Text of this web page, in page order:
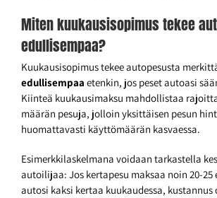
Miten kuukausisopimus tekee
edullisempaa?
Kuukausisopimus tekee autopesusta
edullisempaa etenkin, jos peset autoasi
Kiinteä kuukausimaksu mahdollistaa
määrän pesuja, jolloin yksittäisen pesun
huomattavasti käyttömäärän kasvaessa.
Esimerkkilaskelmana voidaan tarkastella
autoilijaa: Jos kertapesu maksaa noin 20-25
autosi kaksi kertaa kuukaudessa, kustannus